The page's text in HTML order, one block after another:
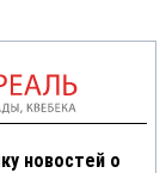
новостей о